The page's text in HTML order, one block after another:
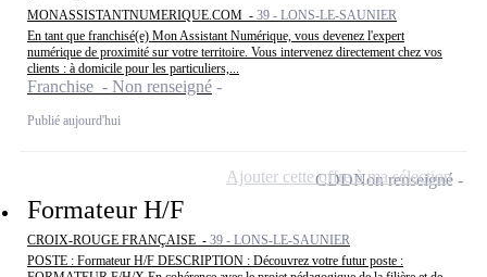
MONASSISTANTNUMERIQUE.COM - 39 - LONS-LE-SAUNIER
En tant que franchisé(e) Mon Assistant Numérique, vous devenez l'expert
numérique de proximité sur votre territoire. Vous intervenez directement chez vos
clients : à domicile pour les particuliers,...
Franchise - Non renseigné
Publié aujourd'hui
Formateur H/F
CROIX-ROUGE FRANÇAISE - 39 - LONS-LE-SAUNIER
POSTE : Formateur H/F DESCRIPTION : Découvrez votre futur poste :
CDDNon renseigné
Ajouter cette offre à ma sélection